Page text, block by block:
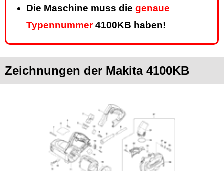
Die Maschine muss die genaue
Typennummer4100KB haben!
Zeichnungen der Makita 4100KB